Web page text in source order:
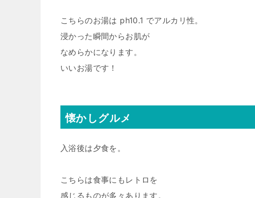
こちらのお湯は ph10.1 でアルカリ性。
浸かった瞬間からお肌が
なめらかになります。
いいお湯です！
懐かしグルメ
入浴後は夕食を。
こちらは食事にもレトロを
感じるものが多々あります。